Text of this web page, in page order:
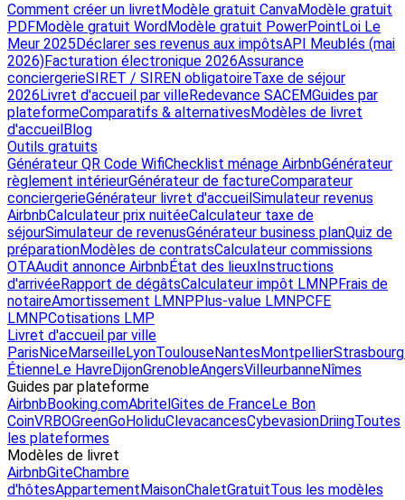
Comment créer un livret Modèle gratuit CanvaModèle gratuit
PDFModèle gratuit Word Modèle gratuit PowerPoint Loi Le
Meur 2025 Déclarer ses revenus aux impôtsAPI Meublés (mai
2026)Facturation électronique 2026Assurance
conciergerieSIRET / SIREN obligatoireTaxe de séjour
2026 Livret d'accueil par villeRedevance SACEMGuides par
plateformeComparatifs & alternatives Modèles de livret
d'accueil Blog
Outils gratuits
Générateur QR Code WifiChecklist ménage AirbnbGénérateur
règlement intérieurGénérateur de factureComparateur
conciergerieGénérateur livret d'accueil Simulateur revenus
AirbnbCalculateur prix nuitéeCalculateur taxe de
séjourSimulateur de revenusGénérateur business planQuiz de
préparationModèles de contratsCalculateur commissions
OTAAudit annonce AirbnbÉtat des lieux Instructions
d'arrivéeRapport de dégâtsCalculateur impôt LMNPFrais de
notaireAmortissement LMNPPlus-value LMNPCFE
LMNPCotisations LMP
Livret d'accueil par ville
Paris NiceMarseilleLyonToulouseNantes MontpellierStrasbourg
ÉtienneLe HavreDijonGrenobleAngersVilleurbanneNîmes
Guides par plateforme
AirbnbBooking.comAbritel Gites de FranceLe Bon
CoinVRBOGreenGoHoliduClevacancesCybevasionDriingToutes
les plateformes
Modèles de livret
AirbnbGiteChambre
d'hôtesAppartement MaisonChaletGratuitTous les modèles